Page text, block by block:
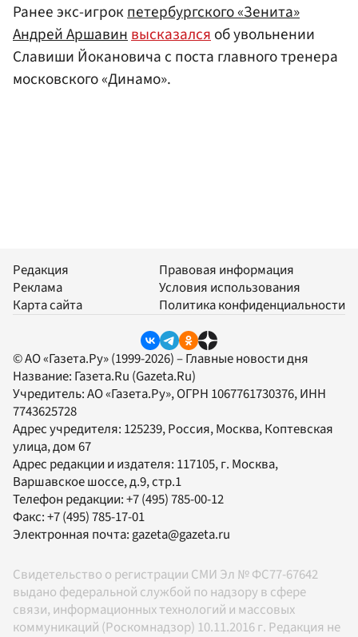
Ранее экс-игрокпетербургского «Зенита»
Андрей Аршавинвысказалсяоб увольнении
Славиши Йокановича с поста главного тренера
московского «Динамо».
Редакция
Реклама
Карта сайта
Правовая информация
Условия использования
Политика конфиденциальности
© АО «Газета.Ру» (1999-2026) – Главные новости дня
Название: Газета.Ru (Gazeta.Ru)
Учредитель:АО «Газета.Ру», ОГРН 1067761730376, ИНН
7743625728
Адрес учредителя: 125239, Россия, Москва, Коптевская
улица, дом 67
Адрес редакции и издателя: 117105, г. Москва,
Варшавское шоссе, д.9, стр.1
Телефон редакции:+7 (495) 785-00-12
Факс:+7 (495) 785-17-01
Электронная почта: gazeta@gazeta.ru
Свидетельство о регистрации СМИ Эл № ФС77-67642
выдано федеральной службой по надзору в сфере
связи, информационных технологий и массовых
коммуникаций (Роскомнадзор) 10.11.2016 г. Редакция не